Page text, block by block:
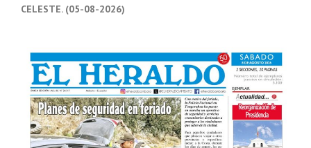
CELESTE. (05-08-2026)